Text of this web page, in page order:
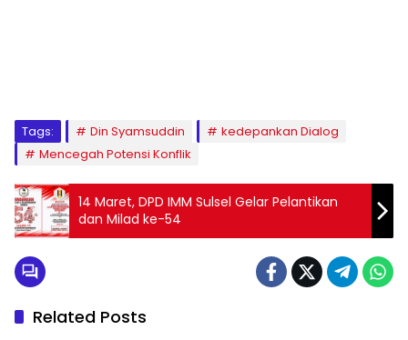
Tags: Din Syamsuddin
kedepankan Dialog
Mencegah Potensi Konflik
14 Maret, DPD IMM Sulsel Gelar Pelantikan
dan Milad ke-54
Related Posts